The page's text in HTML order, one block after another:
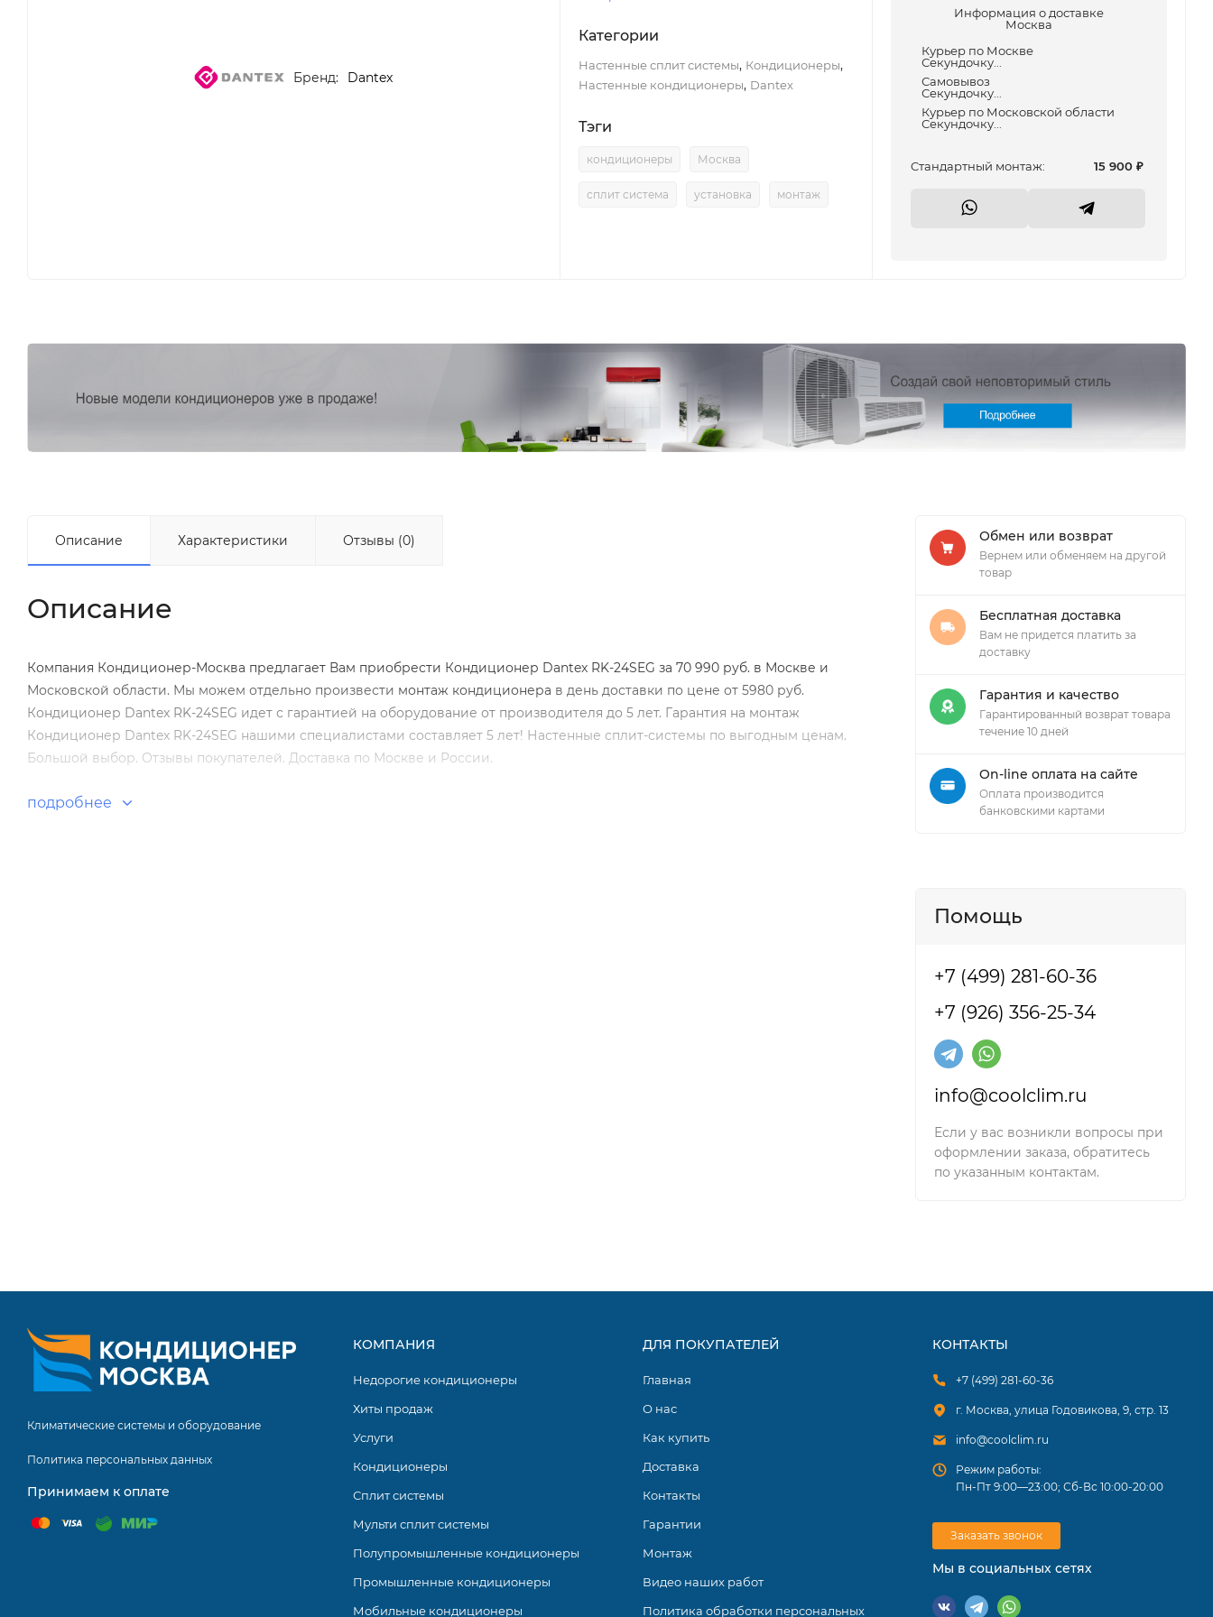
Бренд: Dantex
Категории
Настенные сплит системы, Кондиционеры,
Настенные кондиционеры, Dantex
Тэги
кондиционеры Москва
сплит система установка монтаж
Информация о доставке
Москва
Курьер по Москве
Секундочку...
Самовывоз
Секундочку...
Курьер по Московской области
Секундочку...
Cтандартный монтаж: 15 900 ₽
Описание Характеристики Отзывы (0)
Описание
Компания Кондиционер-Москва предлагает Вам приобрести Кондиционер Dantex RK-24SEG за 70 990 руб. в Москве и
Московской области. Мы можем отдельно произвести монтаж кондиционера в день доставки по цене от 5980 руб.
Кондиционер Dantex RK-24SEG идет с гарантией на оборудование от производителя до 5 лет. Гарантия на монтаж
Кондиционер Dantex RK-24SEG нашими специалистами составляет 5 лет! Настенные сплит-системы по выгодным ценам.
Большой выбор. Отзывы покупателей. Доставка по Москве и России.
подробнее
Обмен или возврат
Вернем или обменяем на другой
товар
Бесплатная доставка
Вам не придется платить за
доставку
Гарантия и качество
Гарантированный возврат товара
течение 10 дней
On-line оплата на сайте
Оплата производится
банковскими картами
Помощь
+7 (499) 281-60-36
+7 (926) 356-25-34
info@coolclim.ru
Если у вас возникли вопросы при
оформлении заказа, обратитесь
по указанным контактам.
Климатические системы и оборудование
Политика персональных данных
Принимаем к оплате
КОМПАНИЯ
Недорогие кондиционеры
Хиты продаж
Услуги
Кондиционеры
Сплит системы
Мульти сплит системы
Полупромышленные кондиционеры
Промышленные кондиционеры
Мобильные кондиционеры
ДЛЯ ПОКУПАТЕЛЕЙ
Главная
О нас
Как купить
Доставка
Контакты
Гарантии
Монтаж
Видео наших работ
Политика обработки персональных
КОНТАКТЫ
+7 (499) 281-60-36
г. Москва, улица Годовикова, 9, стр. 13
info@coolclim.ru
Режим работы:
Пн-Пт 9:00—23:00; Сб-Вс 10:00-20:00
Заказать звонок
Мы в социальных сетях